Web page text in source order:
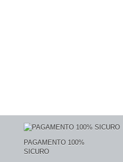
PAGAMENTO 100%
SICURO